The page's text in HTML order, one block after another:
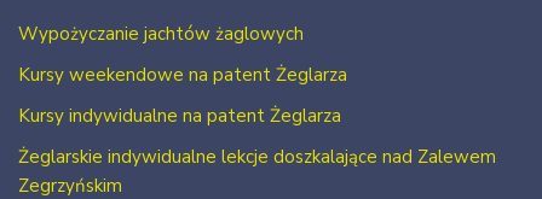
Wypożyczanie jachtów żaglowych
Kursy weekendowe na patent Żeglarza
Kursy indywidualne na patent Żeglarza
Żeglarskie indywidualne lekcje doszkalające nad Zalewem
Zegrzyńskim